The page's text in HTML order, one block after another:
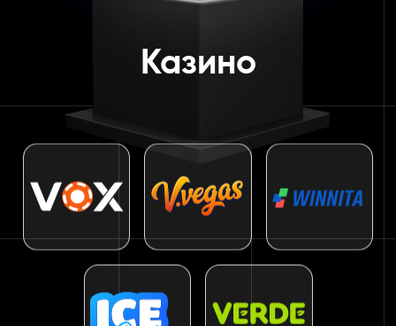
Казино